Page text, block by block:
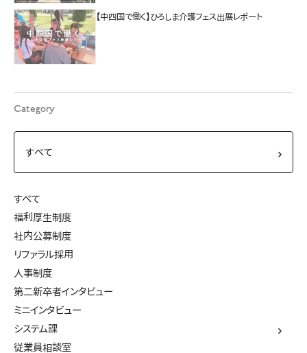
【中四国で働く】ひろしま介護フェス出展レポート
Category
すべて
福利厚生制度
社内公募制度
リファラル採用
人事制度
第二新卒者インタビュー
ミニインタビュー
システム課
従業員相談室